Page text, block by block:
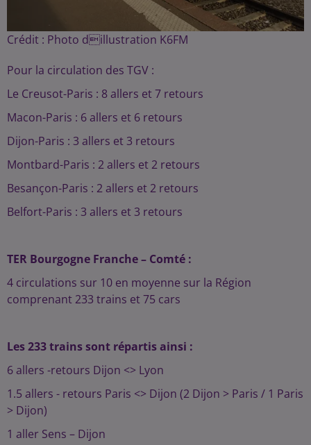
Crédit : Photo dillustration K6FM
Pour la circulation des TGV :
Le Creusot-Paris : 8 allers et 7 retours
Macon-Paris : 6 allers et 6 retours
Dijon-Paris : 3 allers et 3 retours
Montbard-Paris : 2 allers et 2 retours
Besançon-Paris : 2 allers et 2 retours
Belfort-Paris : 3 allers et 3 retours
TER Bourgogne Franche – Comté :
4 circulations sur 10 en moyenne sur la Région
comprenant 233 trains et 75 cars
Les 233 trains sont répartis ainsi :
6 allers -retours Dijon <> Lyon
1.5 allers - retours Paris <> Dijon (2 Dijon > Paris / 1 Paris
> Dijon)
1 aller Sens – Dijon